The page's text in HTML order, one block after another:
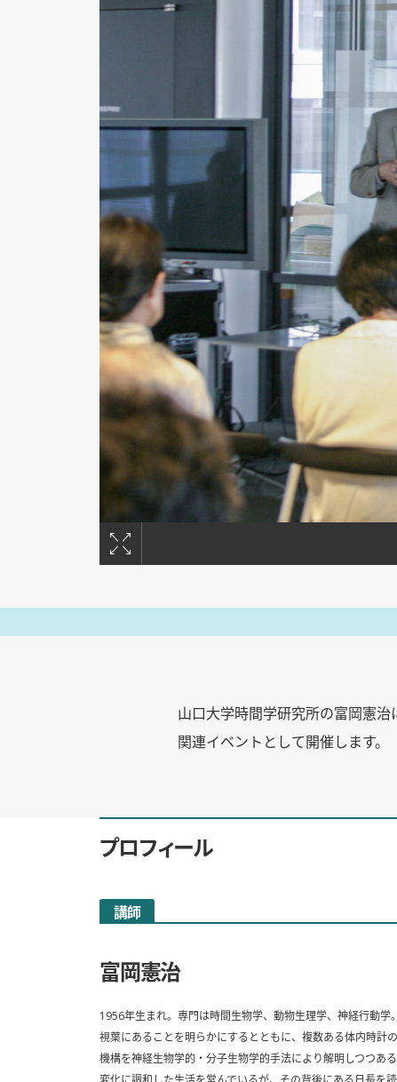
山口大学時間学研究所の富岡憲治
関連イベントとして開催します。
プロフィール
講師
富岡憲治
1956年生まれ。専門は時間生物学、動物生理学、神経行動学
視葉にあることを明らかにするとともに、複数ある体内時計
機構を神経生物学的・分子生物学的手法により解明しつつあ